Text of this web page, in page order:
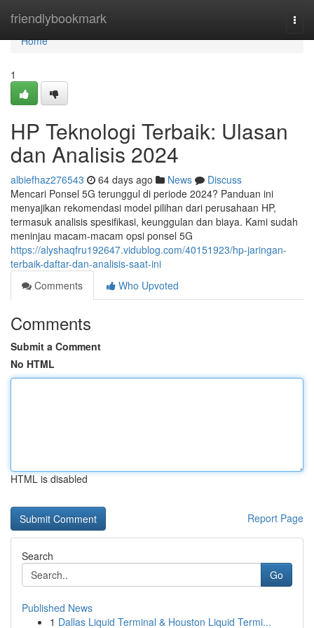
friendlybookmark
Home
Home
1
HP Teknologi Terbaik: Ulasan
dan Analisis 2024
albiefhaz276543 64 days ago News
Discuss
Mencari Ponsel 5G terunggul di periode 2024? Panduan ini
menyajikan rekomendasi model pilihan dari perusahaan HP,
termasuk analisis spesifikasi, keunggulan dan biaya. Kami sudah
meninjau macam-macam opsi ponsel 5G
https://alyshaqfru192647.vidublog.com/40151923/hp-jaringan-
terbaik-daftar-dan-analisis-saat-ini
Comments
Who Upvoted
Comments
Submit a Comment
No HTML
HTML is disabled
Report Page
Search
Go
Published News
1 Dallas Liquid Terminal & Houston Liquid Termi...